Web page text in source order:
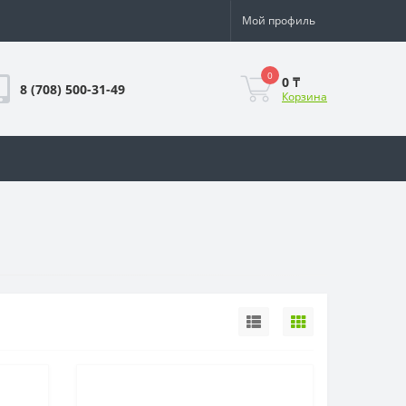
Мой профиль
8 (708) 500-31-49
0 0 ₸
Корзина